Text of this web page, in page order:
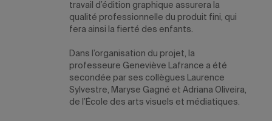
travail d’édition graphique assurera la
qualité professionnelle du produit fini, qui
fera ainsi la fierté des enfants.
Dans l’organisation du projet, la
professeure Geneviève Lafrance a été
secondée par ses collègues Laurence
Sylvestre, Maryse Gagné et Adriana Oliveira,
de l’École des arts visuels et médiatiques.